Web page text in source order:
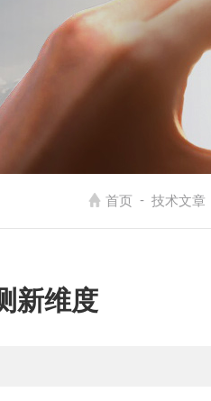
首页 - 技术文章
新维度